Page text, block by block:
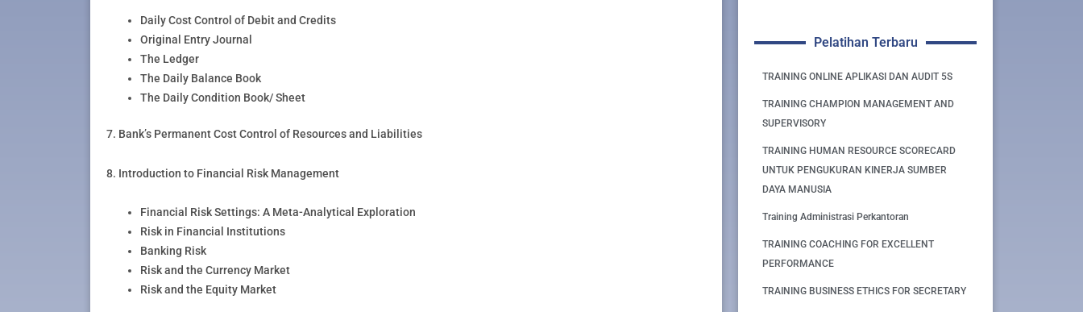
Daily Cost Control of Debit and Credits
Original Entry Journal
The Ledger
The Daily Balance Book
The Daily Condition Book/ Sheet
7. Bank’s Permanent Cost Control of Resources and Liabilities
8. Introduction to Financial Risk Management
Financial Risk Settings: A Meta-Analytical Exploration
Risk in Financial Institutions
Banking Risk
Risk and the Currency Market
Risk and the Equity Market
Pelatihan Terbaru
TRAINING ONLINE APLIKASI DAN AUDIT 5S
TRAINING CHAMPION MANAGEMENT AND
SUPERVISORY
TRAINING HUMAN RESOURCE SCORECARD
UNTUK PENGUKURAN KINERJA SUMBER
DAYA MANUSIA
Training Administrasi Perkantoran
TRAINING COACHING FOR EXCELLENT
PERFORMANCE
TRAINING BUSINESS ETHICS FOR SECRETARY